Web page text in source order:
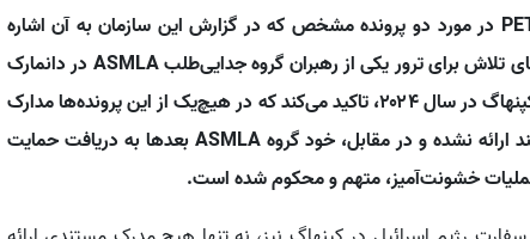
این سفارت در رد ادعاها و استدلال‌های PET در مورد دو پرونده مشخص که در گزارش این سازمان به آن اشاره
شده، یعنی پرونده سال ۲۰۱۸ مربوط به ادعای تلاش برای ترور یکی از رهبران گروه جدایی‌طلب ASMLA در دانمارک
و دوم پرونده حمله به سفارت اسرائیل در کپنهاگ در سال ۲۰۲۴، تاکید می‌کند که در هیچ‌یک از این پرونده‌ها مدارک
مستندی که دخالت دولت ایران را اثبات کند ارائه نشده و در مقابل، خود گروه ASMLA بعدها به دریافت حمایت
خشونت‌آمیز، متهم و محکوم شده است.